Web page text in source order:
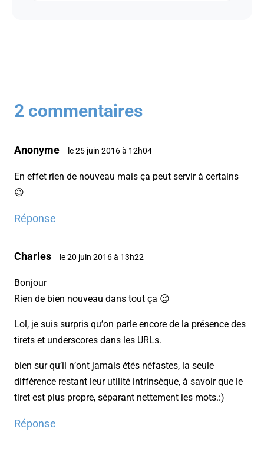
2 commentaires
Anonyme le 25 juin 2016 à 12h04
En effet rien de nouveau mais ça peut servir à certains
😉
Réponse
Charles le 20 juin 2016 à 13h22
Bonjour
Rien de bien nouveau dans tout ça 😉
Lol, je suis surpris qu’on parle encore de la présence des
tirets et underscores dans les URLs.
bien sur qu’il n’ont jamais étés néfastes, la seule
différence restant leur utilité intrinsèque, à savoir que le
tiret est plus propre, séparant nettement les mots.:)
Réponse